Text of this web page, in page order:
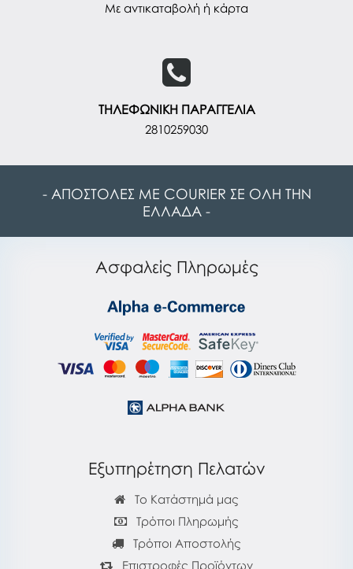
Με αντικαταβολή ή κάρτα
ΤΗΛΕΦΩΝΙΚΗ ΠΑΡΑΓΓΕΛΙΑ
2810259030
- ΑΠΟΣΤΟΛΕΣ ΜΕ COURIER ΣΕ ΟΛΗ ΤΗΝ
ΕΛΛΑΔΑ -
Ασφαλείς Πληρωμές
Εξυπηρέτηση Πελατών
Το Κατάστημά μας
Τρόποι Πληρωμής
Τρόποι Αποστολής
Επιστροφές Προϊόντων